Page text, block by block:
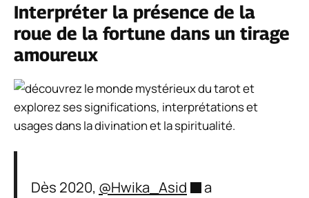
Interpréter la présence de la
roue de la fortune dans un tirage
amoureux
Dès 2020, @Hwika_Asid
a